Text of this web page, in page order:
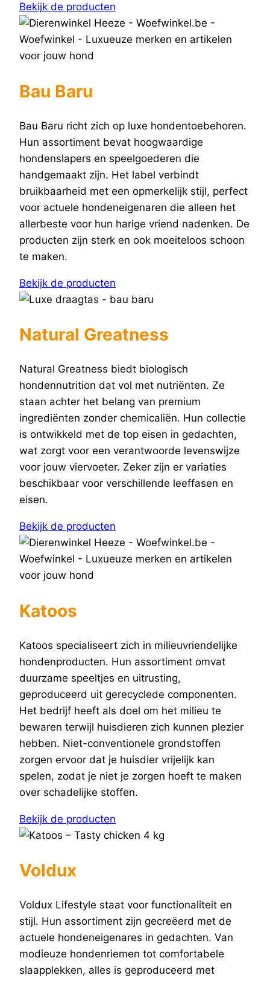
Bekijk de producten
Bau Baru
Bau Baru richt zich op luxe hondentoebehoren.
Hun assortiment bevat hoogwaardige
hondenslapers en speelgoederen die
handgemaakt zijn. Het label verbindt
bruikbaarheid met een opmerkelijk stijl, perfect
voor actuele hondeneigenaren die alleen het
allerbeste voor hun harige vriend nadenken. De
producten zijn sterk en ook moeiteloos schoon
te maken.
Bekijk de producten
Natural Greatness
Natural Greatness biedt biologisch
hondennutrition dat vol met nutriënten. Ze
staan achter het belang van premium
ingrediënten zonder chemicaliën. Hun collectie
is ontwikkeld met de top eisen in gedachten,
wat zorgt voor een verantwoorde levenswijze
voor jouw viervoeter. Zeker zijn er variaties
beschikbaar voor verschillende leeffasen en
eisen.
Bekijk de producten
Katoos
Katoos specialiseert zich in milieuvriendelijke
hondenproducten. Hun assortiment omvat
duurzame speeltjes en uitrusting,
geproduceerd uit gerecyclede componenten.
Het bedrijf heeft als doel om het milieu te
bewaren terwijl huisdieren zich kunnen plezier
hebben. Niet-conventionele grondstoffen
zorgen ervoor dat je huisdier vrijelijk kan
spelen, zodat je niet je zorgen hoeft te maken
over schadelijke stoffen.
Bekijk de producten
Voldux
Voldux Lifestyle staat voor functionaliteit en
stijl. Hun assortiment zijn gecreëerd met de
actuele hondeneigenares in gedachten. Van
modieuze hondenriemen tot comfortabele
slaapplekken, alles is geproduceerd met